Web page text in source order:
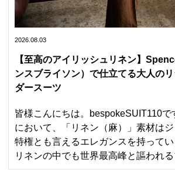
2026.08.03
【至高のアイリッシュリネン】
ンスブライソン）で仕立てる大人の
ダースーツ
皆様こんにちは。bespokeSUIT110で
において、「リネン（麻）」素材は
特権とも言えるエレガンスを持ってい
リネンの中でも世界最高峰と謳われる